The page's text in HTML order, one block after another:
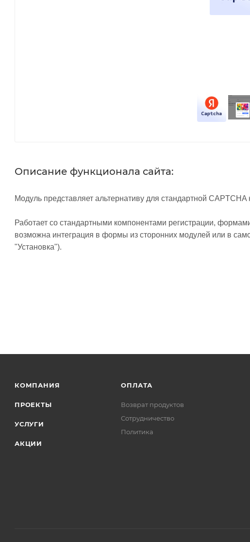
Описание функционала сайта:
Модуль представляет альтернативу для стандартной
Работает со стандартными компонентами регистрации,
возможна интеграция в формы из сторонних модулей или в
"Установка").
КОМПАНИЯ
ПРОЕКТЫ
УСЛУГИ
АКЦИИ
ОПЛАТА
Возврат продуктов
Сотрудничество
Политика